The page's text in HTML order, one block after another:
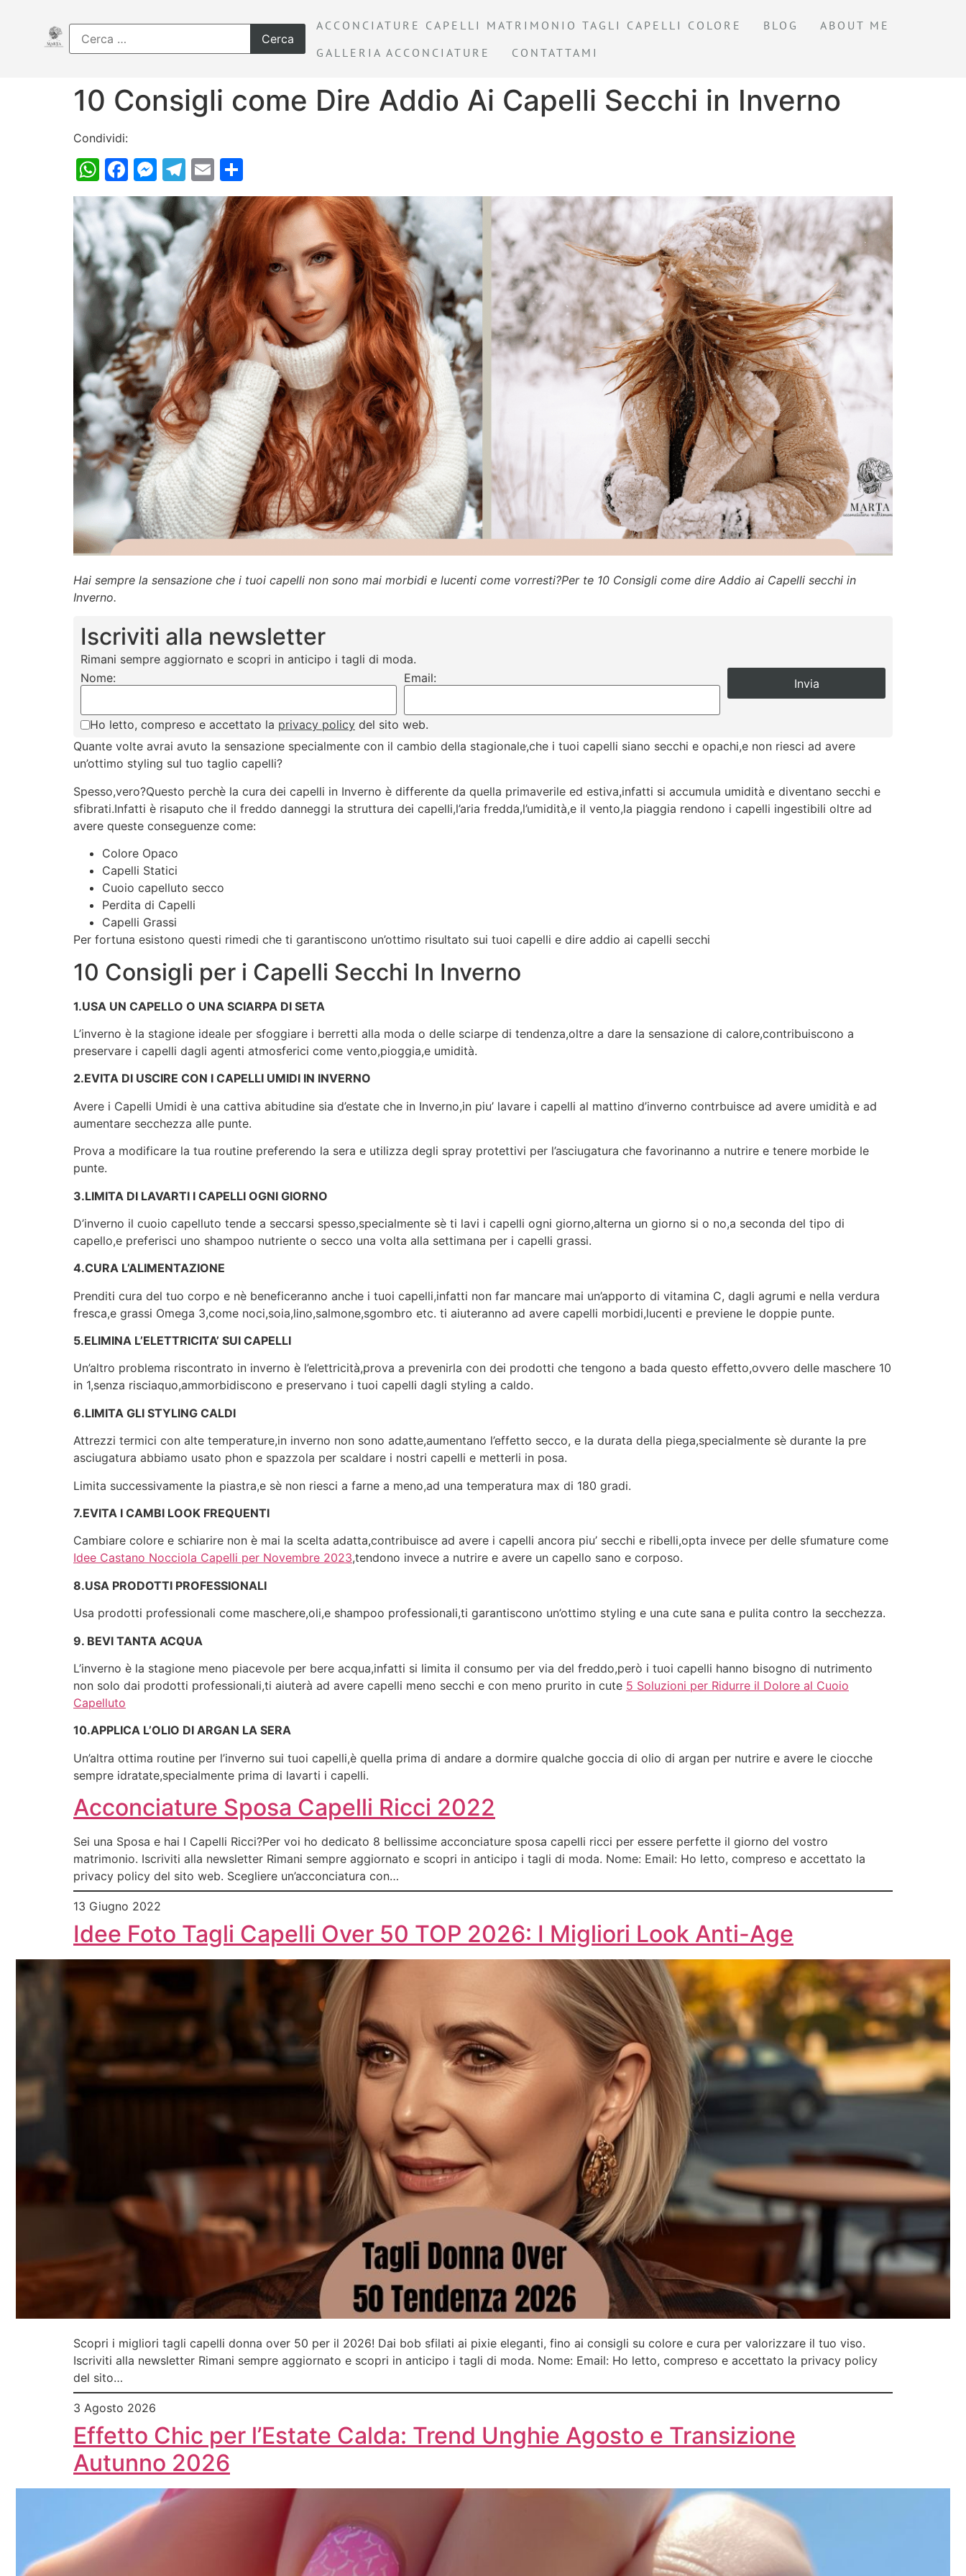
ACCONCIATURE CAPELLI MATRIMONIO TAGLI CAPELLI COLORE BLOG
ABOUT ME
GALLERIA ACCONCIATURE
CONTATTAMI
10 Consigli come Dire Addio Ai Capelli Secchi in Inverno
Condividi:
WhatsApp
Facebook
Messenger
Telegram
Email
Hai sempre la sensazione che i tuoi capelli non sono mai morbidi e lucenti come vorresti?Per te 10 Consigli come dire Addio ai Capelli secchi in
Inverno.
Iscriviti alla newsletter
Rimani sempre aggiornato e scopri in anticipo i tagli di moda.
Nome:
Email:
Ho letto, compreso e accettato la privacy policy del sito web.
Quante volte avrai avuto la sensazione specialmente con il cambio della stagionale,che i tuoi capelli siano secchi e opachi,e non riesci ad avere
un’ottimo styling sul tuo taglio capelli?
Spesso,vero?Questo perchè la cura dei capelli in Inverno è differente da quella primaverile ed estiva,infatti si accumula umidità e diventano secchi e
sfibrati.Infatti è risaputo che il freddo danneggi la struttura dei capelli,l’aria fredda,l’umidità,e il vento,la piaggia rendono i capelli ingestibili oltre ad
avere queste conseguenze come:
Colore Opaco
Capelli Statici
Cuoio capelluto secco
Perdita di Capelli
Capelli Grassi
Per fortuna esistono questi rimedi che ti garantiscono un’ottimo risultato sui tuoi capelli e dire addio ai capelli secchi
10 Consigli per i Capelli Secchi In Inverno
1.USA UN CAPELLO O UNA SCIARPA DI SETA
L’inverno è la stagione ideale per sfoggiare i berretti alla moda o delle sciarpe di tendenza,oltre a dare la sensazione di calore,contribuiscono a
preservare i capelli dagli agenti atmosferici come vento,pioggia,e umidità.
2.EVITA DI USCIRE CON I CAPELLI UMIDI IN INVERNO
Avere i Capelli Umidi è una cattiva abitudine sia d’estate che in Inverno,in piu’ lavare i capelli al mattino d’inverno contrbuisce ad avere umidità e ad
aumentare secchezza alle punte.
Prova a modificare la tua routine preferendo la sera e utilizza degli spray protettivi per l’asciugatura che favorinanno a nutrire e tenere morbide le
punte.
3.LIMITA DI LAVARTI I CAPELLI OGNI GIORNO
D’inverno il cuoio capelluto tende a seccarsi spesso,specialmente sè ti lavi i capelli ogni giorno,alterna un giorno si o no,a seconda del tipo di
capello,e preferisci uno shampoo nutriente o secco una volta alla settimana per i capelli grassi.
4.CURA L’ALIMENTAZIONE
Prenditi cura del tuo corpo e nè beneficeranno anche i tuoi capelli,infatti non far mancare mai un’apporto di vitamina C, dagli agrumi e nella verdura
fresca,e grassi Omega 3,come noci,soia,lino,salmone,sgombro etc. ti aiuteranno ad avere capelli morbidi,lucenti e previene le doppie punte.
5.ELIMINA L’ELETTRICITA’ SUI CAPELLI
Un’altro problema riscontrato in inverno è l’elettricità,prova a prevenirla con dei prodotti che tengono a bada questo effetto,ovvero delle maschere 10
in 1,senza risciaquo,ammorbidiscono e preservano i tuoi capelli dagli styling a caldo.
6.LIMITA GLI STYLING CALDI
Attrezzi termici con alte temperature,in inverno non sono adatte,aumentano l’effetto secco, e la durata della piega,specialmente sè durante la pre
asciugatura abbiamo usato phon e spazzola per scaldare i nostri capelli e metterli in posa.
Limita successivamente la piastra,e sè non riesci a farne a meno,ad una temperatura max di 180 gradi.
7.EVITA I CAMBI LOOK FREQUENTI
Cambiare colore e schiarire non è mai la scelta adatta,contribuisce ad avere i capelli ancora piu’ secchi e ribelli,opta invece per delle sfumature come
Idee Castano Nocciola Capelli per Novembre 2023,tendono invece a nutrire e avere un capello sano e corposo.
8.USA PRODOTTI PROFESSIONALI
Usa prodotti professionali come maschere,oli,e shampoo professionali,ti garantiscono un’ottimo styling e una cute sana e pulita contro la secchezza.
9. BEVI TANTA ACQUA
L’inverno è la stagione meno piacevole per bere acqua,infatti si limita il consumo per via del freddo,però i tuoi capelli hanno bisogno di nutrimento
non solo dai prodotti professionali,ti aiuterà ad avere capelli meno secchi e con meno prurito in cute 5 Soluzioni per Ridurre il Dolore al Cuoio
Capelluto
10.APPLICA L’OLIO DI ARGAN LA SERA
Un’altra ottima routine per l’inverno sui tuoi capelli,è quella prima di andare a dormire qualche goccia di olio di argan per nutrire e avere le ciocche
sempre idratate,specialmente prima di lavarti i capelli.
Acconciature Sposa Capelli Ricci 2022
Sei una Sposa e hai I Capelli Ricci?Per voi ho dedicato 8 bellissime acconciature sposa capelli ricci per essere perfette il giorno del vostro
matrimonio. Iscriviti alla newsletter Rimani sempre aggiornato e scopri in anticipo i tagli di moda. Nome: Email: Ho letto, compreso e accettato la
privacy policy del sito web. Scegliere un’acconciatura con…
13 Giugno 2022
Idee Foto Tagli Capelli Over 50 TOP 2026: I Migliori Look Anti-Age
Scopri i migliori tagli capelli donna over 50 per il 2026! Dai bob sfilati ai pixie eleganti, fino ai consigli su colore e cura per valorizzare il tuo viso.
Iscriviti alla newsletter Rimani sempre aggiornato e scopri in anticipo i tagli di moda. Nome: Email: Ho letto, compreso e accettato la privacy policy
del sito…
3 Agosto 2026
Effetto Chic per l’Estate Calda: Trend Unghie Agosto e Transizione
Autunno 2026